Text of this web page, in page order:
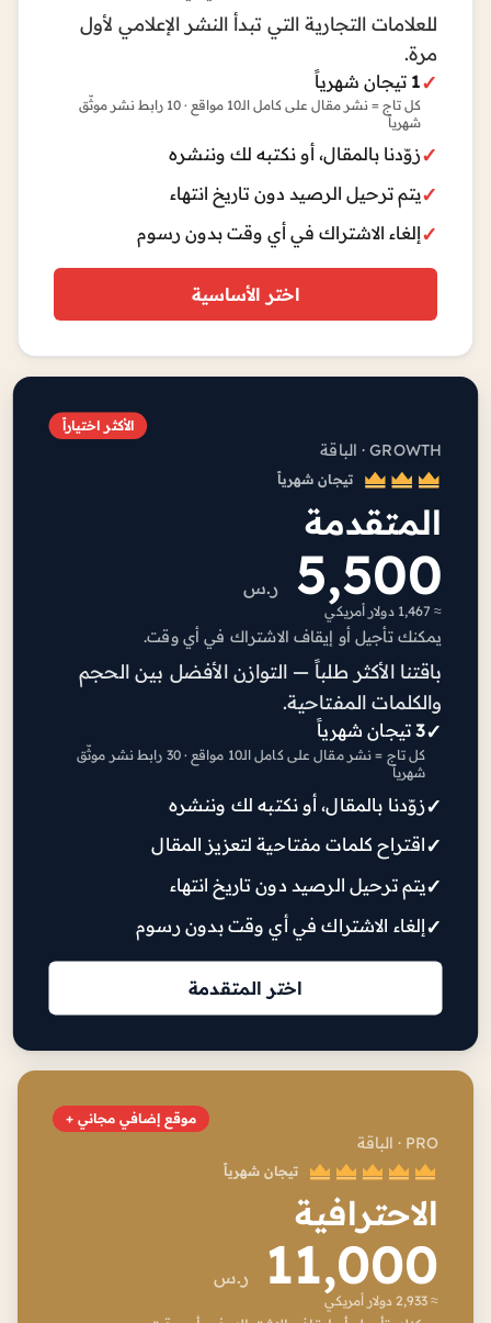
للعلامات التجارية التي تبدأ النشر الإعلامي لأول
مرة.
1 تيجان شهرياً
كل تاج = نشر مقال على كامل الـ10 مواقع · 10 رابط نشر موثّق
شهرياً
زوّدنا بالمقال، أو نكتبه لك وننشره
يتم ترحيل الرصيد دون تاريخ انتهاء
إلغاء الاشتراك في أي وقت بدون رسوم
اختر الأساسية
الأكثر اختياراً
GROWTH · الباقة
تيجان شهرياً
المتقدمة
5,500 ر.س
≈ 1,467 دولار أمريكي
يمكنك تأجيل أو إيقاف الاشتراك في أي وقت.
باقتنا الأكثر طلباً — التوازن الأفضل بين الحجم
والكلمات المفتاحية.
3تيجان شهرياً
كل تاج = نشر مقال على كامل الـ10 مواقع · 30 رابط نشر موثّق
شهرياً
زوّدنا بالمقال، أو نكتبه لك وننشره
اقتراح كلمات مفتاحية لتعزيز المقال
يتم ترحيل الرصيد دون تاريخ انتهاء
إلغاء الاشتراك في أي وقت بدون رسوم
اختر المتقدمة
موقع إضافي مجاني +
PRO · الباقة
تيجان شهرياً
الاحترافية
11,000 ر.س
≈ 2,933 دولار أمريكي